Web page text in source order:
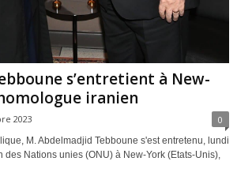
s’entretient à New-
iranien
2023 0
M. Abdelmadjid Tebboune s'est entretenu, lundi
Nations unies (ONU) à New-York (Etats-Unis),